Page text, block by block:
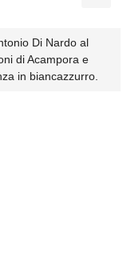
Di Nardo al
di Acampora e
in biancazzurro.